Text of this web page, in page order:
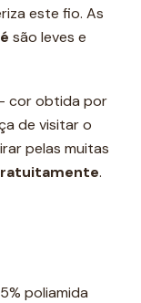
este fio. As
são leves e
cor obtida por
de visitar o
pelas muitas
.
poliamida